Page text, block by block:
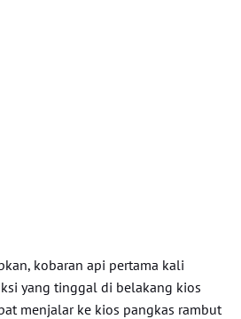
kobaran api pertama kali
yang tinggal di belakang kios
menjalar ke kios pangkas rambut